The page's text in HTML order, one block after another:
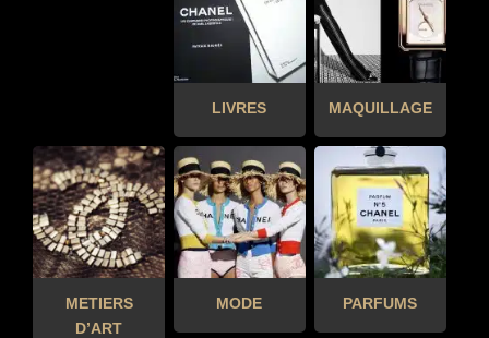
LIVRES MAQUILLAGE
METIERS
D’ART
MODE PARFUMS